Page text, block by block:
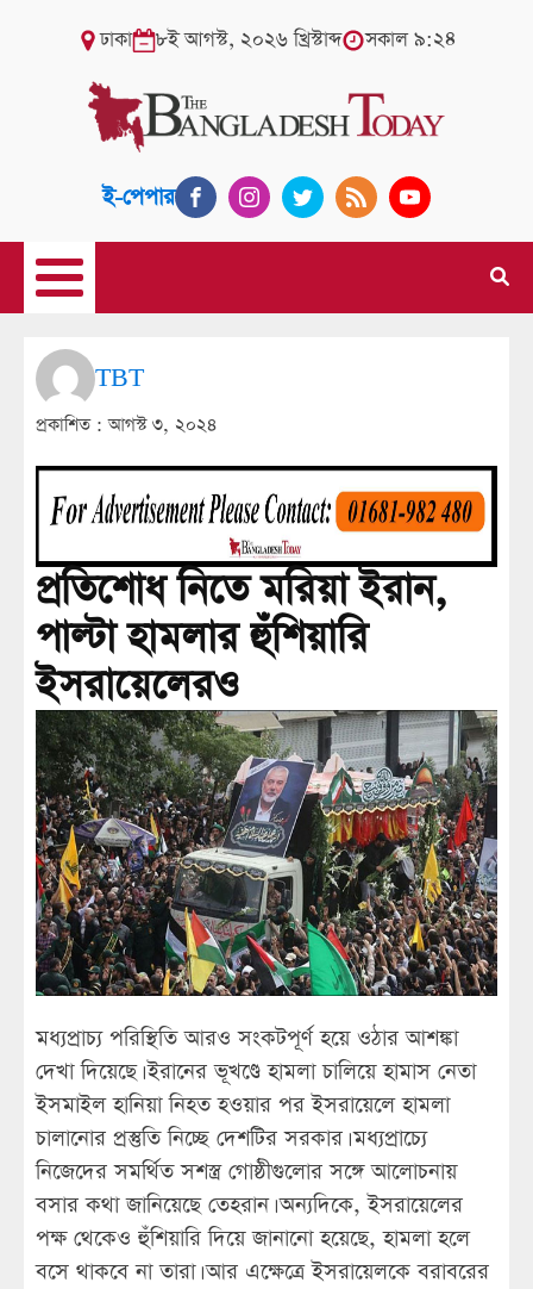
ঢাকা ৮ই আগস্ট, ২০২৬ খ্রিস্টাব্দ সকাল ৯:২৪
ই-পেপার
TBT
প্রকাশিত :আগস্ট ৩, ২০২৪
প্রতিশোধ নিতে মরিয়া ইরান,
পাল্টা হামলার হুঁশিয়ারি
ইসরায়েলেরও
মধ্যপ্রাচ্য পরিস্থিতি আরও সংকটপূর্ণ হয়ে ওঠার আশঙ্কা
দেখা দিয়েছে। ইরানের ভূখণ্ডে হামলা চালিয়ে হামাস নেতা
ইসমাইল হানিয়া নিহত হওয়ার পর ইসরায়েলে হামলা
চালানোর প্রস্তুতি নিচ্ছে দেশটির সরকার। মধ্যপ্রাচ্যে
নিজেদের সমর্থিত সশস্ত্র গোষ্ঠীগুলোর সঙ্গে আলোচনায়
বসার কথা জানিয়েছে তেহরান। অন্যদিকে, ইসরায়েলের
পক্ষ থেকেও হুঁশিয়ারি দিয়ে জানানো হয়েছে, হামলা হলে
বসে থাকবে না তারা। আর এক্ষেত্রে ইসরায়েলকে বরাবরের